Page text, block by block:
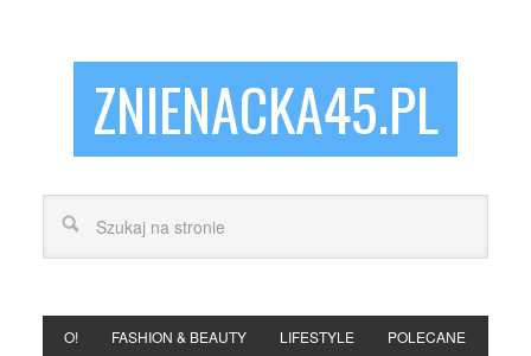
ZNIENACKA45.PL
O! FASHION & BEAUTY LIFESTYLE POLECANE